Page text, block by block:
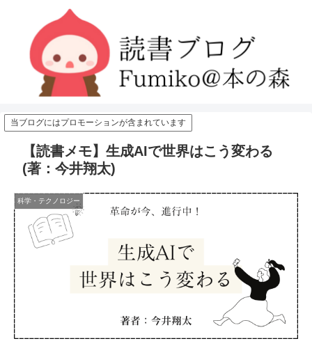
当ブログにはプロモーションが含まれています
【読書メモ】生成AIで世界はこう変わる
(著：今井翔太)
科学・テクノロジー